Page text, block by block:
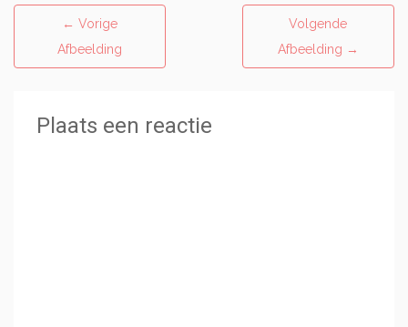
← Vorige
Afbeelding
Volgende
Afbeelding →
Plaats een reactie